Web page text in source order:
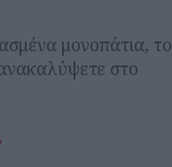
μονοπάτια, το
στο